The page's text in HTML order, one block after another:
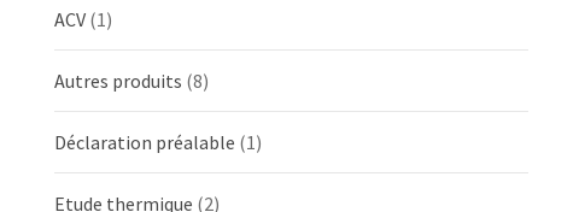
ACV (1)
Autres produits (8)
Déclaration préalable (1)
Etude thermique (2)